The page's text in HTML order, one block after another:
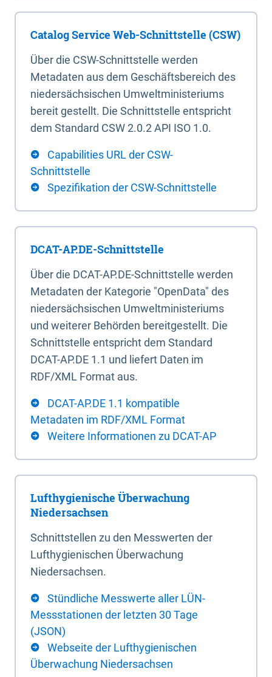
Catalog Service Web-Schnittstelle (CSW)
Über die CSW-Schnittstelle werden
Metadaten aus dem Geschäftsbereich des
niedersächsischen Umweltministeriums
bereit gestellt. Die Schnittstelle entspricht
dem Standard CSW 2.0.2 API ISO 1.0.
Capabilities URL der CSW-
Schnittstelle
Spezifikation der CSW-Schnittstelle
DCAT-AP.DE-Schnittstelle
Über die DCAT-AP.DE-Schnittstelle werden
Metadaten der Kategorie "OpenData" des
niedersächsischen Umweltministeriums
und weiterer Behörden bereitgestellt. Die
Schnittstelle entspricht dem Standard
DCAT-AP.DE 1.1 und liefert Daten im
RDF/XML Format aus.
DCAT-AP.DE 1.1 kompatible
Metadaten im RDF/XML Format
Weitere Informationen zu DCAT-AP
Lufthygienische Überwachung
Niedersachsen
Schnittstellen zu den Messwerten der
Lufthygienischen Überwachung
Niedersachsen.
Stündliche Messwerte aller LÜN-
Messstationen der letzten 30 Tage
(JSON)
Webseite der Lufthygienischen
Überwachung Niedersachsen